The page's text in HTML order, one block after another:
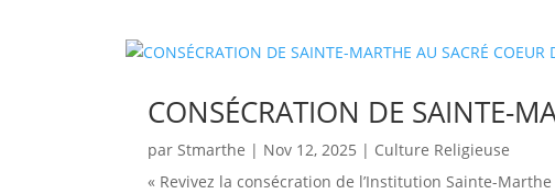
CONSÉCRATION DE SAINTE-
par Stmarthe | Nov 12, 2025 | Culture Religieuse
« Revivez la consécration de l’Institution Sainte-